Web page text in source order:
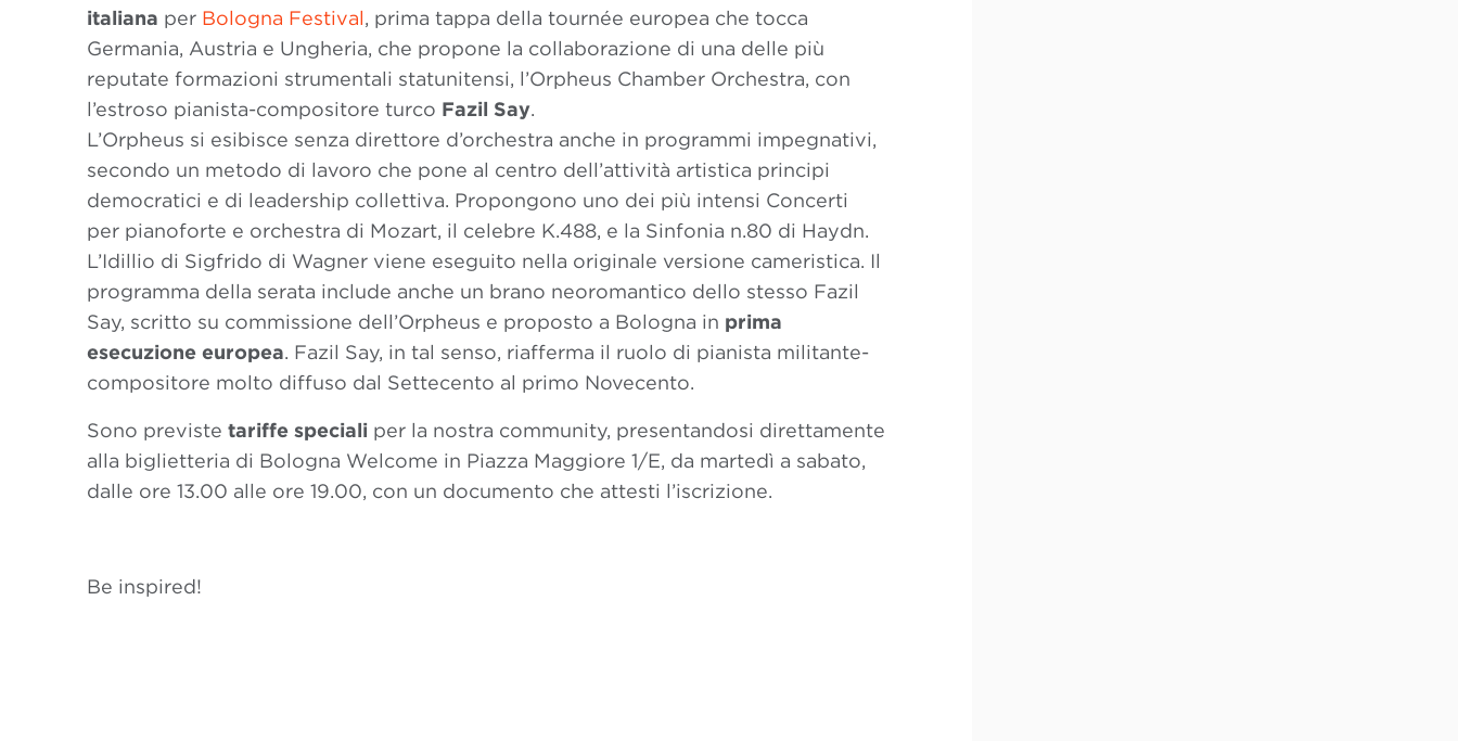
italiana per Bologna Festival, prima tappa della tournée europea che tocca
Germania, Austria e Ungheria, che propone la collaborazione di una delle più
reputate formazioni strumentali statunitensi, l’Orpheus Chamber Orchestra, con
l’estroso pianista-compositore turco Fazil Say.
L’Orpheus si esibisce senza direttore d’orchestra anche in programmi impegnativi,
secondo un metodo di lavoro che pone al centro dell’attività artistica principi
democratici e di leadership collettiva. Propongono uno dei più intensi Concerti
per pianoforte e orchestra di Mozart, il celebre K.488, e la Sinfonia n.80 di Haydn.
L’Idillio di Sigfrido di Wagner viene eseguito nella originale versione cameristica. Il
programma della serata include anche un brano neoromantico dello stesso Fazil
Say, scritto su commissione dell’Orpheus e proposto a Bologna in prima
esecuzione europea. Fazil Say, in tal senso, riafferma il ruolo di pianista militante-
compositore molto diffuso dal Settecento al primo Novecento.
Sono previste tariffe speciali per la nostra community, presentandosi direttamente
alla biglietteria di Bologna Welcome in Piazza Maggiore 1/E, da martedì a sabato,
dalle ore 13.00 alle ore 19.00, con un documento che attesti l’iscrizione.
Be inspired!